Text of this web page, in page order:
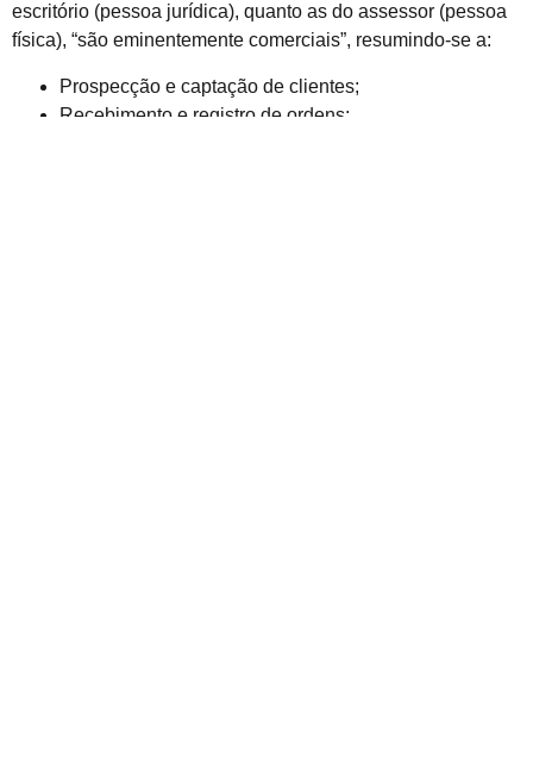
escritório (pessoa jurídica), quanto as do assessor (pessoa
física), “são eminentemente comerciais”, resumindo-se a:
Prospecção e captação de clientes;
Recebimento e registro de ordens;